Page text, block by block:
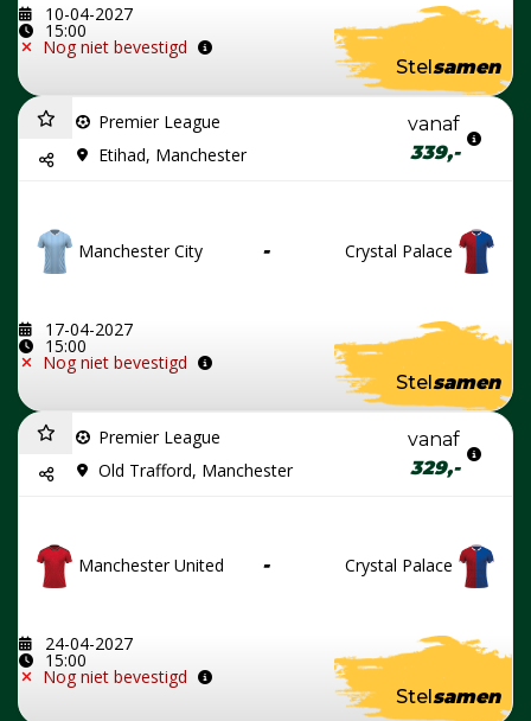
10-04-2027
15:00
Nog niet bevestigd
Stelsamen
Premier League
Etihad, Manchester
vanaf
339,-
Manchester City - Crystal Palace
17-04-2027
15:00
Nog niet bevestigd
Stelsamen
Premier League
Old Trafford, Manchester
vanaf
329,-
Manchester United - Crystal Palace
24-04-2027
15:00
Nog niet bevestigd
Stelsamen